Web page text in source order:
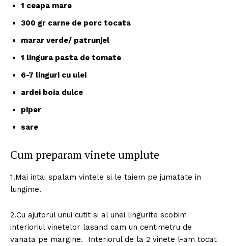
1 ceapa mare
300 gr carne de porc tocata
marar verde/ patrunjel
1 lingura pasta de tomate
6-7 linguri cu ulei
ardei boia dulce
piper
sare
Cum preparam vinete umplute
1.Mai intai spalam vintele si le taiem pe jumatate in
lungime.
2.Cu ajutorul unui cutit si al unei lingurite scobim
interioriul vinetelor lasand cam un centimetru de
vanata pe margine. Interiorul de la 2 vinete l-am tocat